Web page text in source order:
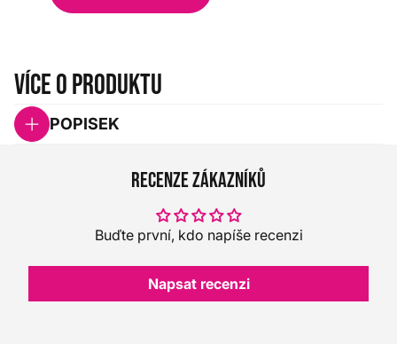
Více o produktu
POPISEK
Recenze zákazníků
Buďte první, kdo napíše recenzi
Napsat recenzi